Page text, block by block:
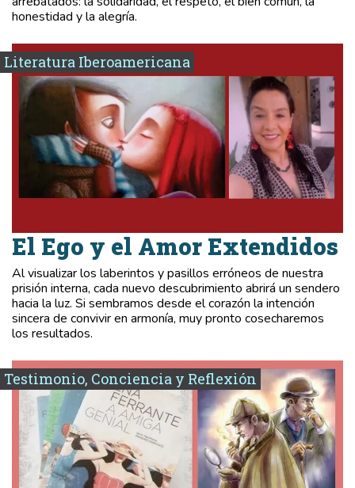
honestidad y la alegría.
Literatura Iberoamericana
El Ego y el Amor Extendidos
Al visualizar los laberintos y pasillos erróneos de nuestra
prisión interna, cada nuevo descubrimiento abrirá un sendero
hacia la luz. Si sembramos desde el corazón la intención
sincera de convivir en armonía, muy pronto cosecharemos
los resultados.
Testimonio, Conciencia y Reflexión